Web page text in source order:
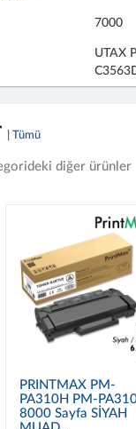
7000
UTAX
| Tümü
diğer ürünler
PRINTMAX PM-
PA310H PM-
8000 Sayfa SİYAH